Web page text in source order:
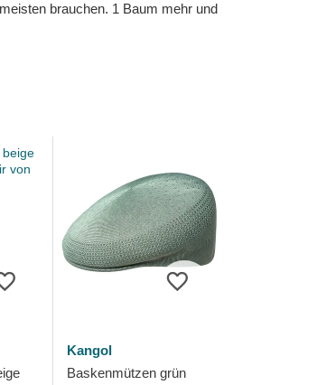
brauchen. 1 Baum mehr und
Kangol
Baskenmützen grün